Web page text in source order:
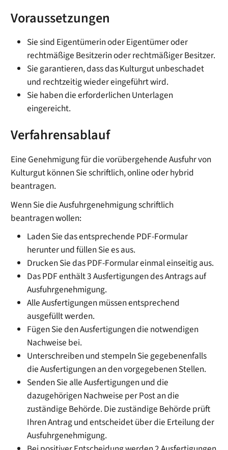
Voraussetzungen
Sie sind Eigentümerin oder Eigentümer oder
rechtmäßige Besitzerin oder rechtmäßiger Besitzer.
Sie garantieren, dass das Kulturgut unbeschadet
und rechtzeitig wieder eingeführt wird.
Sie haben die erforderlichen Unterlagen
eingereicht.
Verfahrensablauf
Eine Genehmigung für die vorübergehende Ausfuhr von
Kulturgut können Sie schriftlich, online oder hybrid
beantragen.
Wenn Sie die Ausfuhrgenehmigung schriftlich
beantragen wollen:
Laden Sie das entsprechende PDF-Formular
herunter und füllen Sie es aus.
Drucken Sie das PDF-Formular einmal einseitig aus.
Das PDF enthält 3 Ausfertigungen des Antrags auf
Ausfuhrgenehmigung.
Alle Ausfertigungen müssen entsprechend
ausgefüllt werden.
Fügen Sie den Ausfertigungen die notwendigen
Nachweise bei.
Unterschreiben und stempeln Sie gegebenenfalls
die Ausfertigungen an den vorgegebenen Stellen.
Senden Sie alle Ausfertigungen und die
dazugehörigen Nachweise per Post an die
zuständige Behörde. Die zuständige Behörde prüft
Ihren Antrag und entscheidet über die Erteilung der
Ausfuhrgenehmigung.